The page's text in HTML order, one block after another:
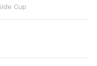
Cup